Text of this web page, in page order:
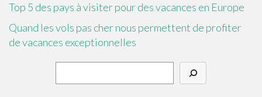
Top 5 des pays à visiter pour des vacances en Europe
Quand les vols pas cher nous permettent de profiter
de vacances exceptionnelles